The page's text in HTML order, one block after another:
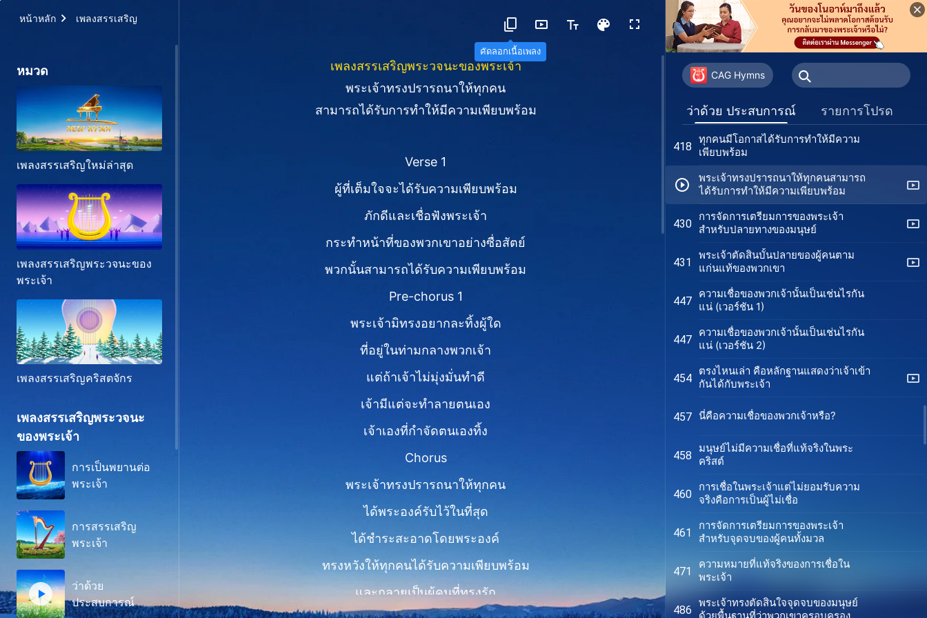
หน้าหลัก เพลงสรรเสริญ
คัดลอกเนื้อเพลง
หมวด
เพลงสรรเสริญใหม่ล่าสุด
เพลงสรรเสริญพระวจนะของ
พระเจ้า
เพลงสรรเสริญคริสตจักร
เพลงสรรเสริญพระวจนะ
ของพระเจ้า
การเป็นพยานต่อ
พระเจ้า
การสรรเสริญ
พระเจ้า
ว่าด้วย
ประสบการณ์
เพลงสรรเสริญพระวจนะของพระเจ้า
พระเจ้าทรงปรารถนาให้ทุกคน
สามารถได้รับการทำให้มีความเพียบพร้อม
Verse 1
ผู้ที่เต็มใจจะได้รับความเพียบพร้อม
ภักดีและเชื่อฟังพระเจ้า
กระทำหน้าที่ของพวกเขาอย่างซื่อสัตย์
พวกนั้นสามารถได้รับความเพียบพร้อม
Pre-chorus 1
พระเจ้ามิทรงอยากละทิ้งผู้ใด
ที่อยู่ในท่ามกลางพวกเจ้า
แต่ถ้าเจ้าไม่มุ่งมั่นทำดี
เจ้ามีแต่จะทำลายตนเอง
เจ้าเองที่กำจัดตนเองทิ้ง
Chorus
พระเจ้าทรงปรารถนาให้ทุกคน
ได้พระองค์รับไว้ในที่สุด
ได้ชำระสะอาดโดยพระองค์
ทรงหวังให้ทุกคนได้รับความเพียบพร้อม
และกลายเป็นผู้คนที่ทรงรัก
CAG Hymns
ว่าด้วย ประสบการณ์ รายการโปรด
384 สิ่งที่ผู้เชื่อในพระเจ้าควรไล่ตามเสาะหา
392
การรู้จักพระเจ้าคือเกียรติสูงสุดสำหรับ
สิ่งมีชีวิตทรงสร้าง
409 ในบททดสอบได้
418
ทุกคนมีโอกาสได้รับการทำให้มีความ
เพียบพร้อม
พระเจ้าทรงปรารถนาให้ทุกคนสามารถ
ได้รับการทำให้มีความเพียบพร้อม
430
การจัดการเตรียมการของพระเจ้า
สำหรับปลายทางของมนุษย์
431
พระเจ้าตัดสินบั้นปลายของผู้คนตาม
แก่นแท้ของพวกเขา
447
ความเชื่อของพวกเจ้านั้นเป็นเช่นไรกัน
แน่ (เวอร์ชัน 1)
447
ความเชื่อของพวกเจ้านั้นเป็นเช่นไรกัน
แน่ (เวอร์ชัน 2)
454
ตรงไหนเล่า คือหลักฐานแสดงว่าเจ้าเข้า
กันได้กับพระเจ้า
457 นี่คือความเชื่อของพวกเจ้าหรือ?
458
มนุษย์ไม่มีความเชื่อที่แท้จริงในพระ
คริสต์
460
การเชื่อในพระเจ้าแต่ไม่ยอมรับความ
จริงคือการเป็นผู้ไม่เชื่อ
461
การจัดการเตรียมการของพระเจ้า
สำหรับจุดจบของผู้คนทั้งมวล
471
ความหมายที่แท้จริงของการเชื่อใน
พระเจ้า
486
พระเจ้าทรงตัดสินใจจุดจบของมนุษย์